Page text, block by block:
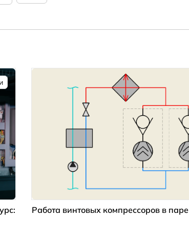
Работа винтовых компрессоров в паре